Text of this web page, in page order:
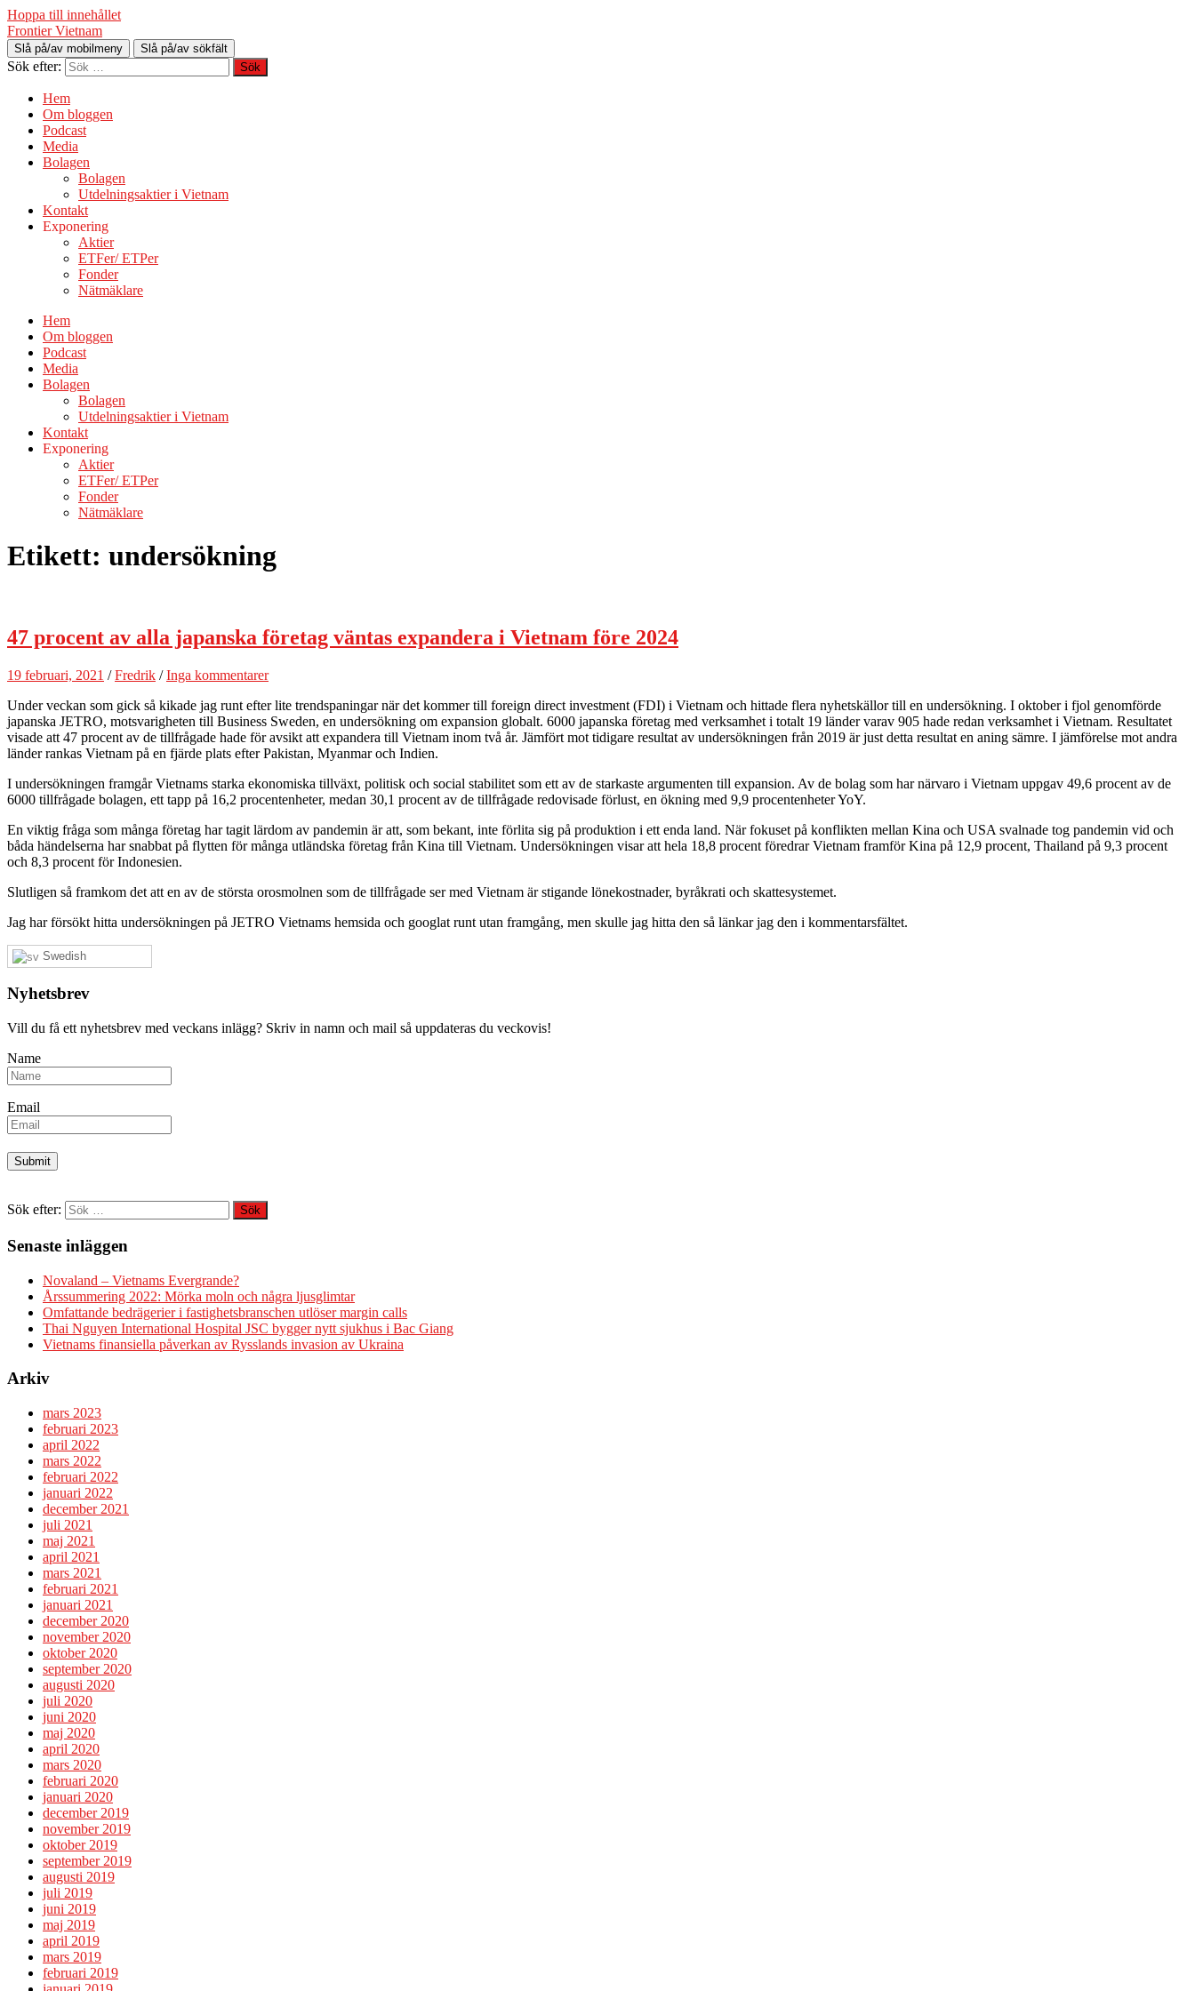
Hoppa till innehållet
Frontier Vietnam
Slå på/av mobilmeny Slå på/av sökfält
Sök efter:
Hem
Om bloggen
Podcast
Media
Bolagen
Bolagen
Utdelningsaktier i Vietnam
Kontakt
Exponering
Aktier
ETFer/ ETPer
Fonder
Nätmäklare
Hem
Om bloggen
Podcast
Media
Bolagen
Bolagen
Utdelningsaktier i Vietnam
Kontakt
Exponering
Aktier
ETFer/ ETPer
Fonder
Nätmäklare
Etikett: undersökning
47 procent av alla japanska företag väntas expandera i Vietnam före 2024
19 februari, 2021 /Fredrik /Inga kommentarer
Under veckan som gick så kikade jag runt efter lite trendspaningar när det kommer till foreign direct investment (FDI) i Vietnam och hittade flera nyhetskällor till en undersökning. I oktober i fjol genomförde
japanska JETRO, motsvarigheten till Business Sweden, en undersökning om expansion globalt. 6000 japanska företag med verksamhet i totalt 19 länder varav 905 hade redan verksamhet i Vietnam. Resultatet
visade att 47 procent av de tillfrågade hade för avsikt att expandera till Vietnam inom två år. Jämfört mot tidigare resultat av undersökningen från 2019 är just detta resultat en aning sämre. I jämförelse mot andra
länder rankas Vietnam på en fjärde plats efter Pakistan, Myanmar och Indien.
I undersökningen framgår Vietnams starka ekonomiska tillväxt, politisk och social stabilitet som ett av de starkaste argumenten till expansion. Av de bolag som har närvaro i Vietnam uppgav 49,6 procent av de
6000 tillfrågade bolagen, ett tapp på 16,2 procentenheter, medan 30,1 procent av de tillfrågade redovisade förlust, en ökning med 9,9 procentenheter YoY.
En viktig fråga som många företag har tagit lärdom av pandemin är att, som bekant, inte förlita sig på produktion i ett enda land. När fokuset på konflikten mellan Kina och USA svalnade tog pandemin vid och
båda händelserna har snabbat på flytten för många utländska företag från Kina till Vietnam. Undersökningen visar att hela 18,8 procent föredrar Vietnam framför Kina på 12,9 procent, Thailand på 9,3 procent
och 8,3 procent för Indonesien.
Slutligen så framkom det att en av de största orosmolnen som de tillfrågade ser med Vietnam är stigande lönekostnader, byråkrati och skattesystemet.
Jag har försökt hitta undersökningen på JETRO Vietnams hemsida och googlat runt utan framgång, men skulle jag hitta den så länkar jag den i kommentarsfältet.
Swedish
Nyhetsbrev
Vill du få ett nyhetsbrev med veckans inlägg? Skriv in namn och mail så uppdateras du veckovis!
Name
Email
Sök efter:
Senaste inläggen
Novaland – Vietnams Evergrande?
Årssummering 2022: Mörka moln och några ljusglimtar
Omfattande bedrägerier i fastighetsbranschen utlöser margin calls
Thai Nguyen International Hospital JSC bygger nytt sjukhus i Bac Giang
Vietnams finansiella påverkan av Rysslands invasion av Ukraina
Arkiv
mars 2023
februari 2023
april 2022
mars 2022
februari 2022
januari 2022
december 2021
juli 2021
maj 2021
april 2021
mars 2021
februari 2021
januari 2021
december 2020
november 2020
oktober 2020
september 2020
augusti 2020
juli 2020
juni 2020
maj 2020
april 2020
mars 2020
februari 2020
januari 2020
december 2019
november 2019
oktober 2019
september 2019
augusti 2019
juli 2019
juni 2019
maj 2019
april 2019
mars 2019
februari 2019